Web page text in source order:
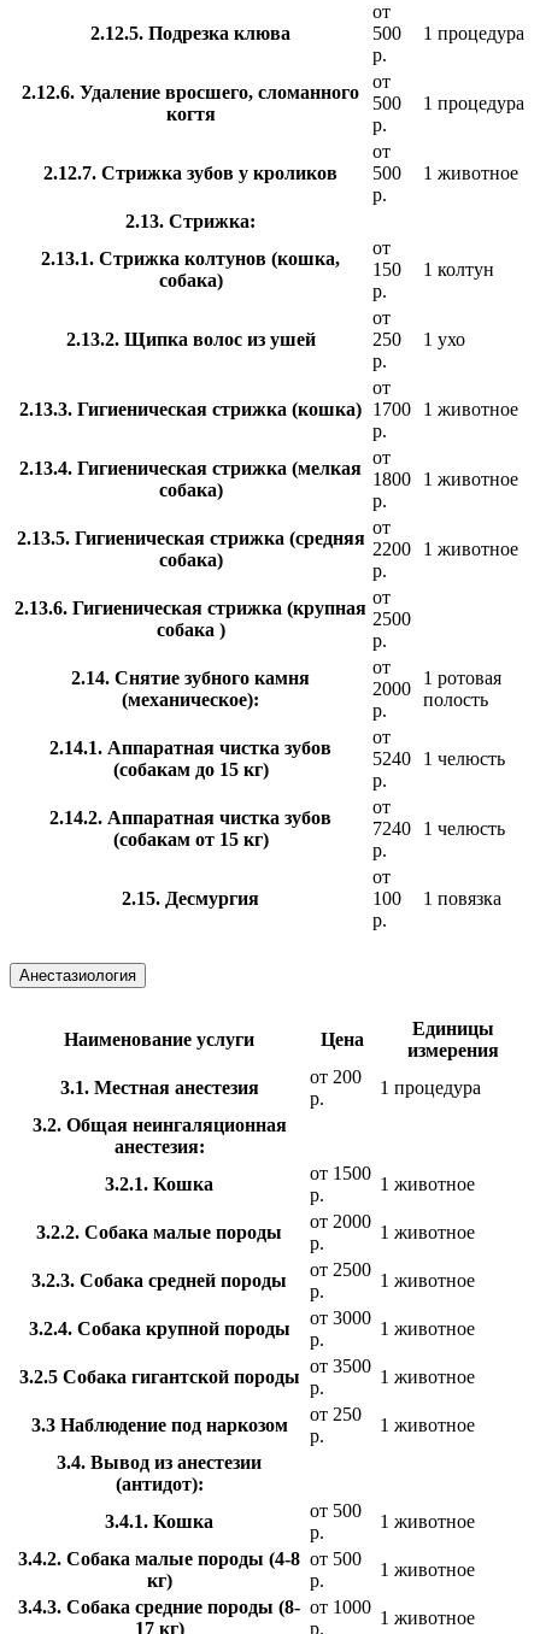
2.12.5. Подрезка клюва
от
500
р.
1 процедура
2.12.6. Удаление вросшего, сломанного
когтя
от
500
р.
1 процедура
2.12.7. Стрижка зубов у кроликов
от
500
р.
1 животное
2.13. Стрижка:
2.13.1. Стрижка колтунов (кошка,
собака)
от
150
р.
1 колтун
2.13.2. Щипка волос из ушей
от
250
р.
1 ухо
2.13.3. Гигиеническая стрижка (кошка)
от
1700
р.
1 животное
2.13.4. Гигиеническая стрижка (мелкая
собака)
от
1800
р.
1 животное
2.13.5. Гигиеническая стрижка (средняя
собака)
от
2200
р.
1 животное
2.13.6. Гигиеническая стрижка (крупная
собака )
от
2500
р.
2.14. Снятие зубного камня
(механическое):
от
2000
р.
1 ротовая
полость
2.14.1. Аппаратная чистка зубов
(собакам до 15 кг)
от
5240
р.
1 челюсть
2.14.2. Аппаратная чистка зубов
(собакам от 15 кг)
от
7240
р.
1 челюсть
2.15. Десмургия
от
100
р.
1 повязка
Анестазиология
Наименование услуги Цена
Единицы
измерения
3.1. Местная анестезия
от 200
р.
1 процедура
3.2. Общая неингаляционная
анестезия:
3.2.1. Кошка
от 1500
р.
1 животное
3.2.2. Собака малые породы
от 2000
р.
1 животное
3.2.3. Собака средней породы
от 2500
р.
1 животное
3.2.4. Собака крупной породы
от 3000
р.
1 животное
3.2.5 Собака гигантской породы
от 3500
р.
1 животное
3.3 Наблюдение под наркозом
от 250
р.
1 животное
3.4. Вывод из анестезии
(антидот):
3.4.1. Кошка
от 500
р.
1 животное
3.4.2. Собака малые породы (4-8
кг)
от 500
р.
1 животное
3.4.3. Собака средние породы (8-
17 кг)
от 1000
р.
1 животное